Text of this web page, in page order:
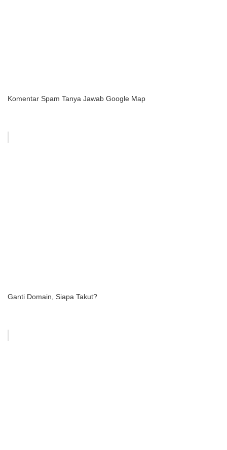
Komentar Spam Tanya Jawab Google Map
Ganti Domain, Siapa Takut?